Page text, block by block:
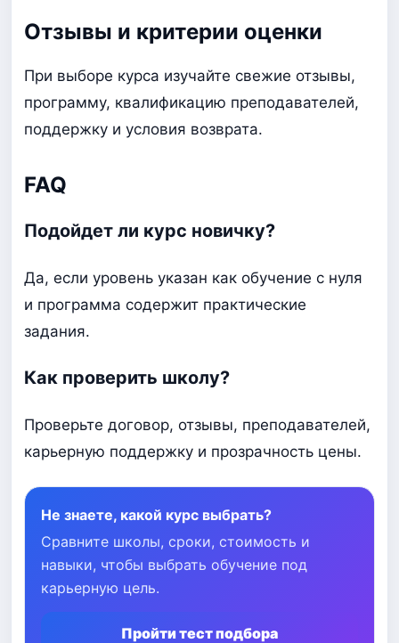
Отзывы и критерии оценки
При выборе курса изучайте свежие отзывы,
программу, квалификацию преподавателей,
поддержку и условия возврата.
FAQ
Подойдет ли курс новичку?
Да, если уровень указан как обучение с нуля
и программа содержит практические
задания.
Как проверить школу?
Проверьте договор, отзывы, преподавателей,
карьерную поддержку и прозрачность цены.
Не знаете, какой курс выбрать?
Сравните школы, сроки, стоимость и
навыки, чтобы выбрать обучение под
карьерную цель.
Пройти тест подбора